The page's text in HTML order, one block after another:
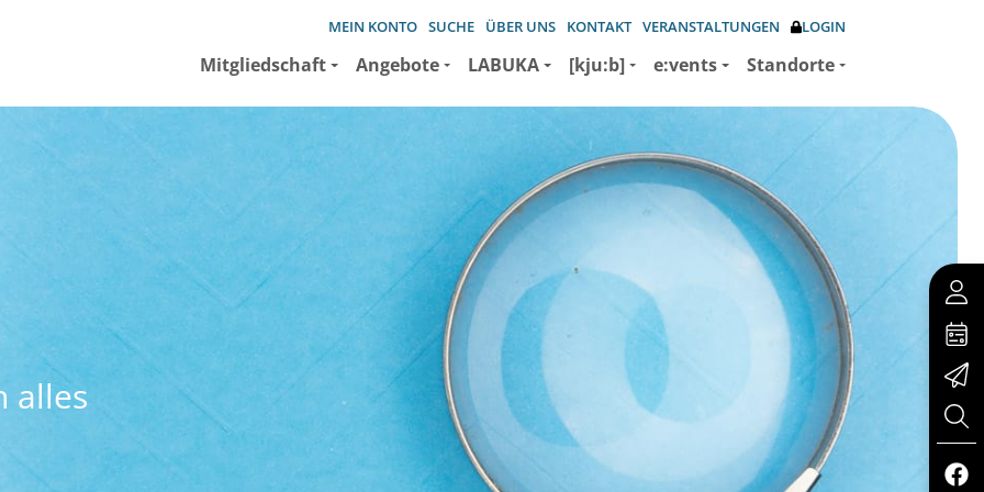
MEIN KONTO SUCHE ÜBER UNS KONTAKT VERANSTALTUNGEN LOGIN
Mitgliedschaft Angebote LABUKA [kju:b] e:vents Standorte
alles